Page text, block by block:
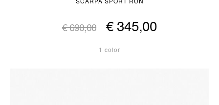
€ 690,00 € 345,00
1 color